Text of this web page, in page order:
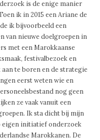
is de enige manier
ik in 2015 een Ariane de
ik bijvoorbeeld een
van nieuwe doelgroepen in
met een Marokkaanse
festivalbezoek en
te boren en de strategie
eerst weten wie en
nog geen
ze vaak vanuit een
Ik sta dicht bij mijn
eigen initiatief onderzoek
Marokkanen. De